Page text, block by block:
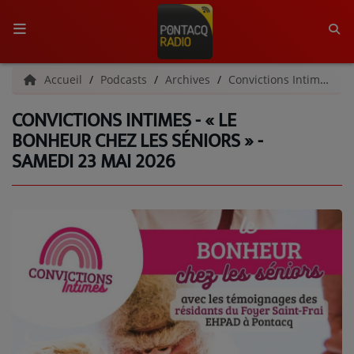
ACCUEIL
RADIO
QUI SOMMES-NOUS ?
L'ÉQUIPE
GRILLE DES PROGRAMMES
C'ÉTAIT QUOI CE TITRE ?
PODCASTS - SAISON 2026/2027
Accueil Podcasts Archives Convictions Intimes | Archives
CONVICTIONS INTIMES - « LE
BONHEUR CHEZ LES SÉNIORS » -
SAMEDI 23 MAI 2026